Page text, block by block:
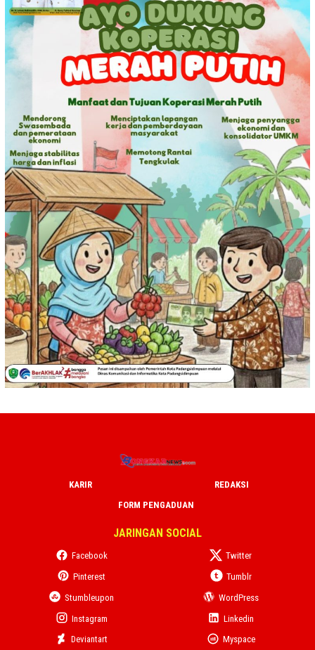
KARIR
REDAKSI
FORM PENGADUAN
JARINGAN SOCIAL
Facebook
Twitter
Pinterest
Tumblr
Stumbleupon
WordPress
Instagram
Linkedin
Deviantart
Myspace